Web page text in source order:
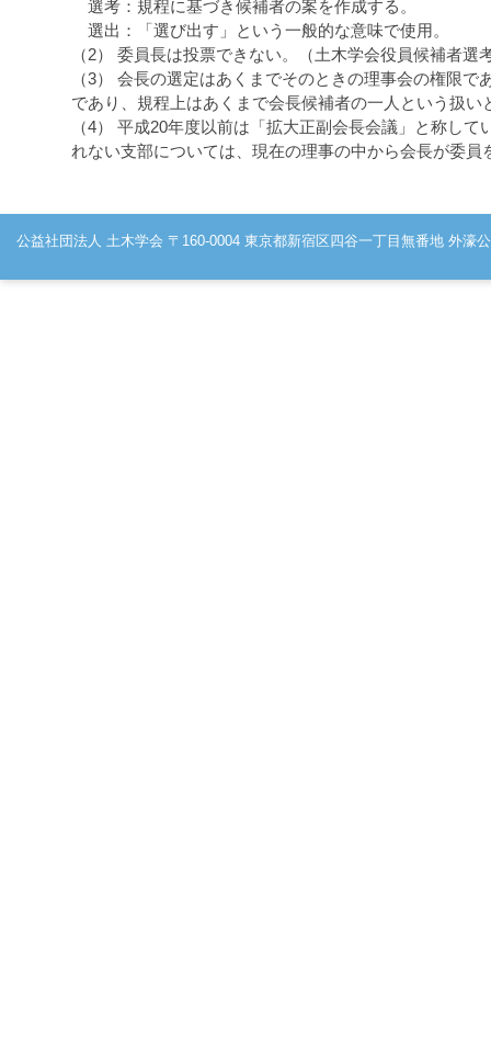
選考：規程に基づき候補者の案を作成する。
選出：「選び出す」という一般的な意味で使用。
（2） 委員長は投票できない。（土木学会役員候補者選
（3） 会長の選定はあくまでそのときの理事会の権限
であり、規程上はあくまで会長候補者の一人という扱い
（4） 平成20年度以前は「拡大正副会長会議」と称し
れない支部については、現在の理事の中から会長が委員
公益社団法人 土木学会 〒160-0004 東京都新宿区四谷一丁目無番地 外濠